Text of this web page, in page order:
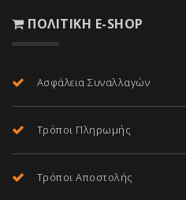
ΠΟΛΙΤΙΚΉ E-SHOP
Ασφάλεια Συναλλαγών
Τρόποι Πληρωμής
Τρόποι Αποστολής